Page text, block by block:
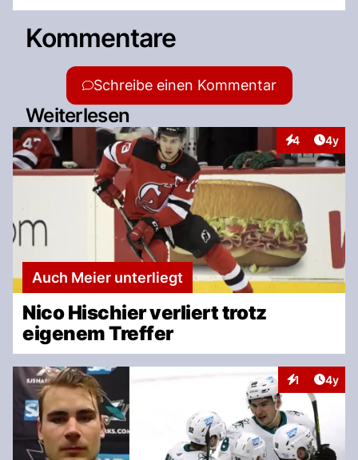
Kommentare
Schreibe einen Kommentar
Weiterlesen
4
Interaktionen
4y
Auch Meier unterliegt
Nico Hischier verliert trotz
eigenem Treffer
1
Interaktionen
4y